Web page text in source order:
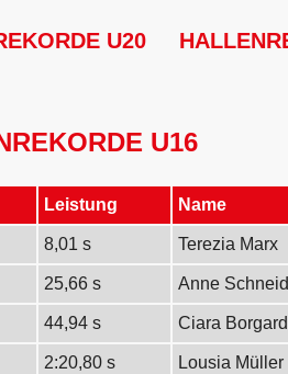
U20
U16
Leistung Name
8,01 s Terezia Marx
25,66 s Anne
44,94 s Ciara
2:20,80 s Lousia Müller